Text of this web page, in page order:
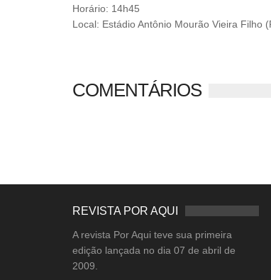
Horário: 14h45
Local: Estádio Antônio Mourão Vieira Filho
COMENTÁRIOS
REVISTA POR AQUI
A revista Por Aqui teve sua primeira
edição lançada no dia 07 de abril de
2009.